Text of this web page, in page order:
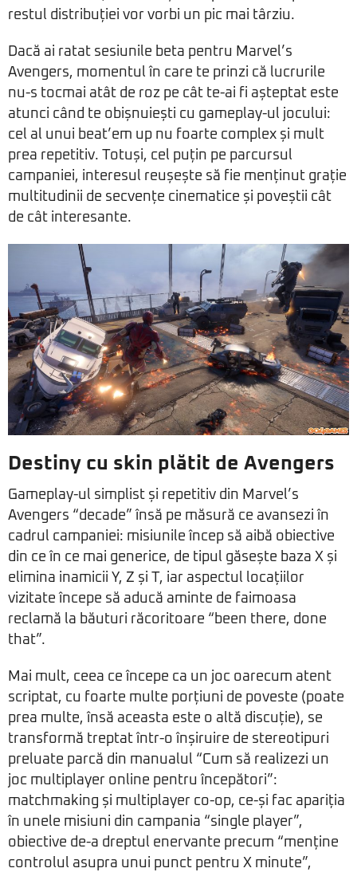
restul distribuției vor vorbi un pic mai târziu.
Dacă ai ratat sesiunile beta pentru Marvel’s
Avengers, momentul în care te prinzi că lucrurile
nu-s tocmai atât de roz pe cât te-ai fi așteptat este
atunci când te obișnuiești cu gameplay-ul jocului:
cel al unui beat’em up nu foarte complex și mult
prea repetitiv. Totuși, cel puțin pe parcursul
campaniei, interesul reușește să fie menținut grație
multitudinii de secvențe cinematice și poveștii cât
de cât interesante.
Destiny cu skin plătit de Avengers
Gameplay-ul simplist și repetitiv din Marvel’s
Avengers “decade” însă pe măsură ce avansezi în
cadrul campaniei: misiunile încep să aibă obiective
din ce în ce mai generice, de tipul găsește baza X și
elimina inamicii Y, Z și T, iar aspectul locațiilor
vizitate începe să aducă aminte de faimoasa
reclamă la băuturi răcoritoare “been there, done
that”.
Mai mult, ceea ce începe ca un joc oarecum atent
scriptat, cu foarte multe porțiuni de poveste (poate
prea multe, însă aceasta este o altă discuție), se
transformă treptat într-o înșiruire de stereotipuri
preluate parcă din manualul “Cum să realizezi un
joc multiplayer online pentru începători”:
matchmaking și multiplayer co-op, ce-și fac apariția
în unele misiuni din campania “single player”,
obiective de-a dreptul enervante precum “menține
controlul asupra unui punct pentru X minute”,